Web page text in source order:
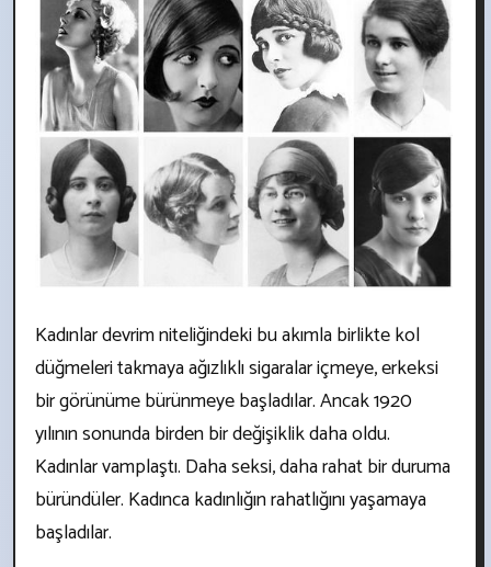
Kadınlar devrim niteliğindeki bu akımla birlikte kol
düğmeleri takmaya ağızlıklı sigaralar içmeye, erkeksi
bir görünüme bürünmeye başladılar. Ancak 1920
yılının sonunda birden bir değişiklik daha oldu.
Kadınlar vamplaştı. Daha seksi, daha rahat bir duruma
büründüler. Kadınca kadınlığın rahatlığını yaşamaya
başladılar.